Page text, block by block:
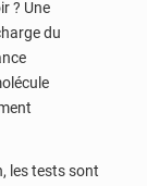
? Une
du
les tests sont